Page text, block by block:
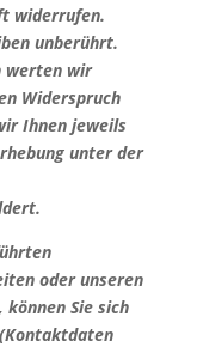
widerrufen.
unberührt.
werten wir
Widerspruch
Ihnen jeweils
unter der
oder unseren
können Sie sich